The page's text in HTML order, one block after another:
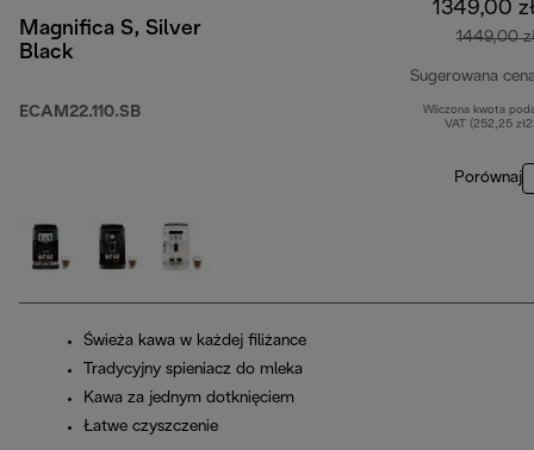
Magnifica S, Silver
Black
ECAM22.110.SB
1349,00
1449,00
Sugerowana
Wliczona kwota
VAT (252,25
Porównaj
Świeża kawa w każdej filiżance
Tradycyjny spieniacz do mleka
Kawa za jednym dotknięciem
Łatwe czyszczenie